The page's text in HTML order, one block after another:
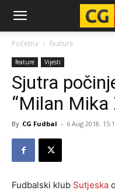
CG-
Fudbal
Početna feature
feature Vijesti
Sjutra
“Milan Mika
By CG Fudbal - 6 Aug 2018.
Fudbalski klub Sutjeska